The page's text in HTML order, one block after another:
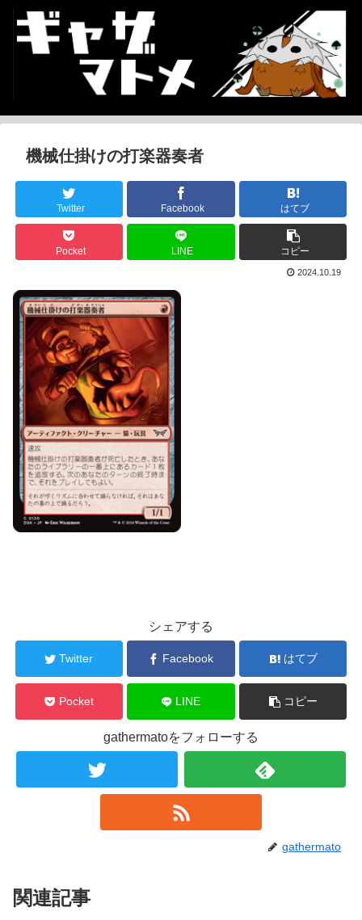
機械仕掛けの打楽器奏者
Twitter Facebook はてブ
Pocket LINE コピー
2024.10.19
シェアする
Twitter Facebook はてブ
Pocket LINE コピー
gathermatoをフォローする
gathermato
関連記事